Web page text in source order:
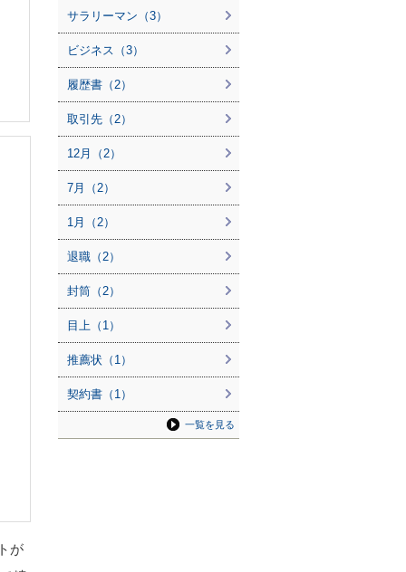
が
サラリーマン（3）
ビジネス（3）
履歴書（2）
取引先（2）
12月（2）
7月（2）
1月（2）
退職（2）
封筒（2）
目上（1）
推薦状（1）
契約書（1）
一覧を見る